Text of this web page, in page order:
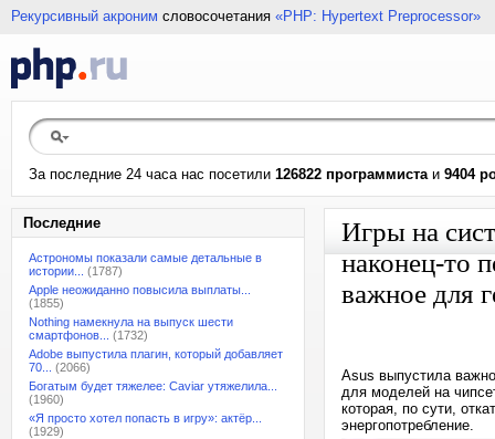
Рекурсивный акроним словосочетания «PHP: Hypertext Preprocessor»
За последние 24 часа нас посетили 126822 программистаи 9404
Последние
Астрономы показали самые детальные в
истории...
(1787)
Apple неожиданно повысила выплаты...
(1855)
Nothing намекнула на выпуск шести
смартфонов...
(1732)
Adobe выпустила плагин, который добавляет
70...
(2066)
Богатым будет тяжелее: Caviar утяжелила...
(1960)
«Я просто хотел попасть в игру»: актёр...
(1929)
Игры на
наконец-то
важное для
Asus выпустила
для моделей на
которая, по сути,
энергопотребление.